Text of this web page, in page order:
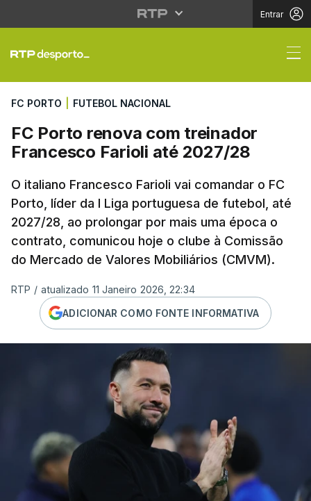
Entrar
FC Porto renova com
FC PORTO FUTEBOL NACIONAL
FC Porto renova com treinador
Francesco Farioli até 2027/28
O italiano Francesco Farioli vai comandar o FC
Porto, líder da I Liga portuguesa de futebol, até
2027/28, ao prolongar por mais uma época o
contrato, comunicou hoje o clube à Comissão
do Mercado de Valores Mobiliários (CMVM).
RTP / atualizado 11 Janeiro 2026, 22:34
ADICIONAR COMO FONTE INFORMATIVA